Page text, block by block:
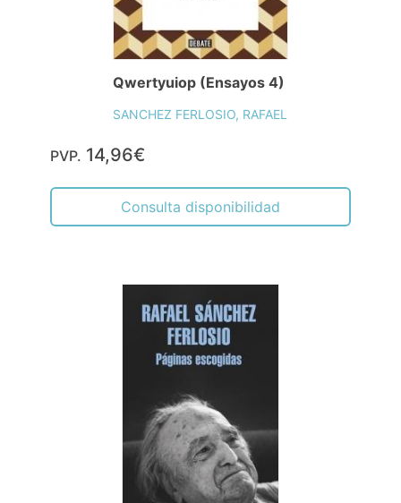
Qwertyuiop (Ensayos 4)
SANCHEZ FERLOSIO, RAFAEL
PVP. 14,96€
Consulta disponibilidad